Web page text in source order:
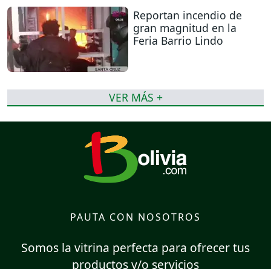
Reportan incendio de
gran magnitud en la
Feria Barrio Lindo
VER MÁS +
PAUTA CON NOSOTROS
Somos la vitrina perfecta para ofrecer tus
productos y/o servicios